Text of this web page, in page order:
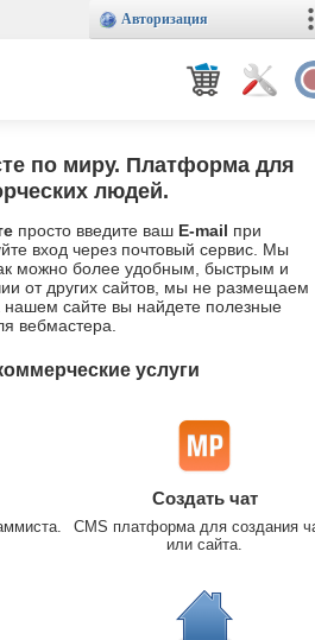
Авторизация
по миру. Платформа для
людей.
просто введите ваш E-mail при
вход через почтовый сервис. Мы
можно более удобным, быстрым и
от других сайтов, мы не размещаем
сайте вы найдете полезные
вебмастера.
услуги
Создать чат
CMS платформа для создания
или сайта.